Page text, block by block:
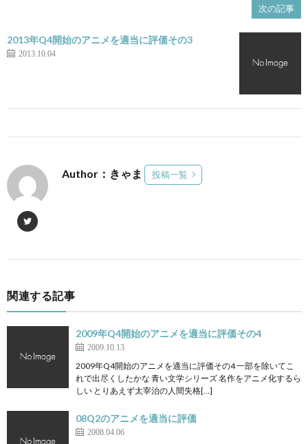
次の記事
2013年Q4開始のアニメを適当に評価その3
2013.10.04
Author：きゃま 投稿一覧
関連する記事
2009年Q4開始のアニメを適当に評価その4
2009.10.13
2009年Q4開始のアニメを適当に評価その4 一部を除いてこ
れで出尽くしたかな 青い文学シリーズ 名作をアニメ化するら
しい とりあえず太宰治の人間失格[…]
08Q2のアニメを適当に評価
2008.04.06